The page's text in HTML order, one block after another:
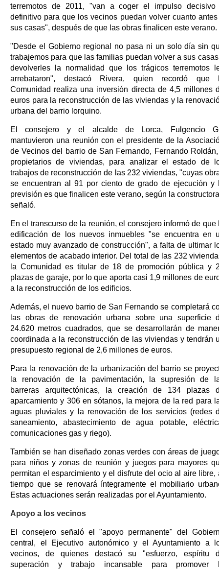
terremotos de 2011, "van a coger el impulso decisivo
definitivo para que los vecinos puedan volver cuanto
sus casas", después de que las obras finalicen este verano.
"Desde el Gobierno regional no pasa ni un solo día sin
trabajemos para que las familias puedan volver a sus
devolverles la normalidad que los trágicos terremotos
arrebataron", destacó Rivera, quien recordó que
Comunidad realiza una inversión directa de 4,5 millones
euros para la reconstrucción de las viviendas y la
urbana del barrio lorquino.
El consejero y el alcalde de Lorca, Fulgencio
mantuvieron una reunión con el presidente de la
de Vecinos del barrio de San Fernando, Fernando
propietarios de viviendas, para analizar el estado de
trabajos de reconstrucción de las 232 viviendas, "cuyas
se encuentran al 91 por ciento de grado de ejecución y
previsión es que finalicen este verano, según la
señaló.
En el transcurso de la reunión, el consejero informó de que
edificación de los nuevos inmuebles "se encuentra en
estado muy avanzado de construcción", a falta de ultimar
elementos de acabado interior. Del total de las 232
la Comunidad es titular de 18 de promoción pública y
plazas de garaje, por lo que aporta casi 1,9 millones de
a la reconstrucción de los edificios.
Además, el nuevo barrio de San Fernando se completará
las obras de renovación urbana sobre una superficie
24.620 metros cuadrados, que se desarrollarán de
coordinada a la reconstrucción de las viviendas y tendrán
presupuesto regional de 2,6 millones de euros.
Para la renovación de la urbanización del barrio se
la renovación de la pavimentación, la supresión de
barreras arquitectónicas, la creación de 134 plazas
aparcamiento y 306 en sótanos, la mejora de la red para
aguas pluviales y la renovación de los servicios (redes
saneamiento, abastecimiento de agua potable,
comunicaciones gas y riego).
También se han diseñado zonas verdes con áreas de
para niños y zonas de reunión y juegos para mayores
permitan el esparcimiento y el disfrute del ocio al aire libre,
tiempo que se renovará íntegramente el mobiliario
Estas actuaciones serán realizadas por el Ayuntamiento.
Apoyo a los vecinos
El consejero señaló el "apoyo permanente" del
central, el Ejecutivo autonómico y el Ayuntamiento a
vecinos, de quienes destacó su "esfuerzo, espíritu
superación y trabajo incansable para promover